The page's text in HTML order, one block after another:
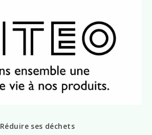
Réduire ses déchets